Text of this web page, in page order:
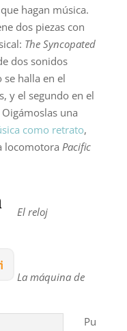
hagan música.
dos piezas con
The Syncopated
dos sonidos
se halla en el
y el segundo en el
una
como retrato,
locomotora Pacific
El reloj
La máquina de
Pu